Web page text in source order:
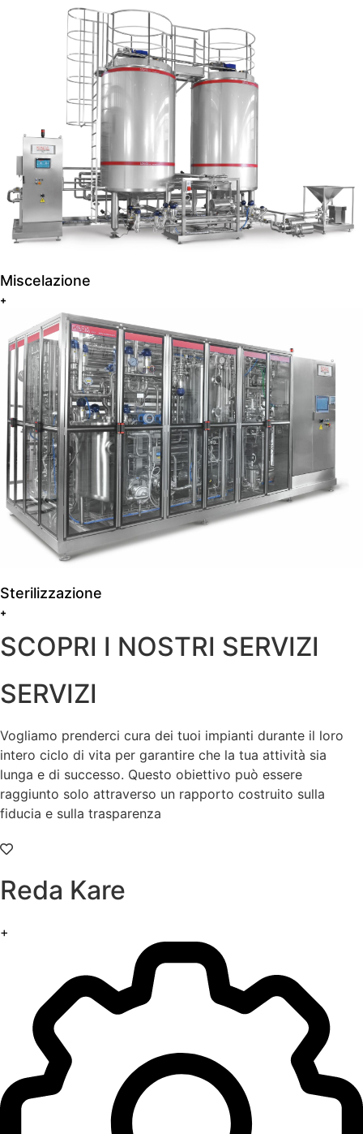
Miscelazione
+
Sterilizzazione
+
SCOPRI I NOSTRI SERVIZI
SERVIZI​
Vogliamo prenderci cura dei tuoi impianti durante il loro
intero ciclo di vita per garantire che la tua attività sia
lunga e di successo. Questo obiettivo può essere
raggiunto solo attraverso un rapporto costruito sulla
fiducia e sulla trasparenza
Reda Kare
+